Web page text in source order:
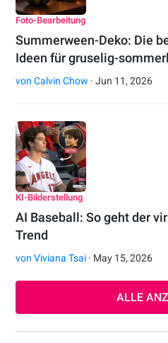
Foto-Bearbeitung
Summerween-Deko: Die
Ideen für gruselig-
vonCalvin Chow · Jun 11, 2026
KI-Bilderstellung
AI Baseball: So geht der
Trend
vonViviana Tsai · May 15, 2026
ALLE